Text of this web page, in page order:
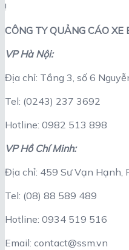
!
CÔNG TY QUẢNG CÁO XE
VP Hà Nội:
Địa chỉ: Tầng 3, số 6
Tel: (0243) 237 3692
Hotline: 0982 513 898
VP Hồ Chí Minh:
Địa chỉ: 459 Sư Vạn Hạnh,
Tel: (08) 88 589 489
Hotline: 0934 519 516
Email: contact@ssm.vn